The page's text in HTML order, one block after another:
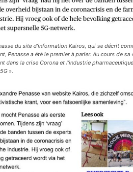
du site d’information Kairos, qui se décrit
Penasse a été le premier à parler. Au cours de
dans la crise Corona et l’industrie
».